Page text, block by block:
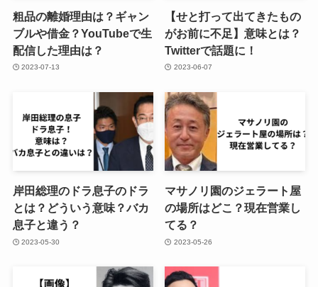
粗品の離婚理由は？ギャン
ブルや借金？YouTubeで生
配信した理由は？
2023-07-13
【せと打って出てきたもの
がお前に不足】意味とは？
Twitterで話題に！
2023-06-07
岸田総理のドラ息子のドラ
とは？どういう意味？バカ
息子と違う？
2023-05-30
マサノリ園のジェラート屋
の場所はどこ？現在営業し
てる？
2023-05-26